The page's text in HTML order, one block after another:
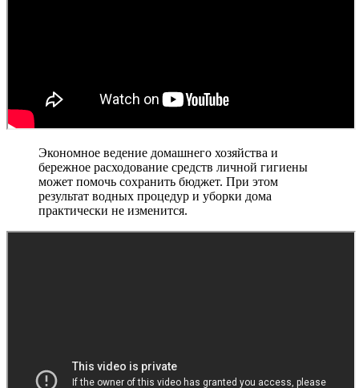
Экономное ведение домашнего хозяйства и
бережное расходование средств личной гигиены
может помочь сохранить бюджет. При этом
результат водных процедур и уборки дома
практически не изменится.